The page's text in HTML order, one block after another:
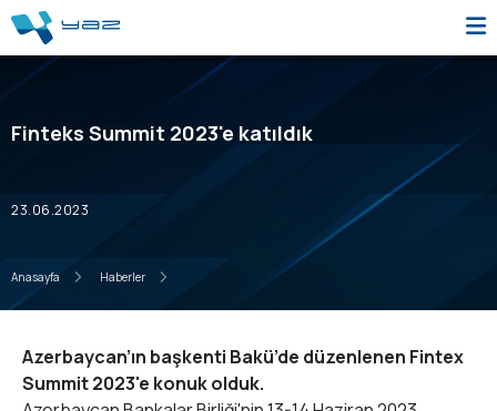
Finteks Summit 2023'e katıldık
23.06.2023
Anasayfa Haberler
Azerbaycan’ın başkenti Bakü’de düzenlenen Fintex
Summit 2023'e konuk olduk.